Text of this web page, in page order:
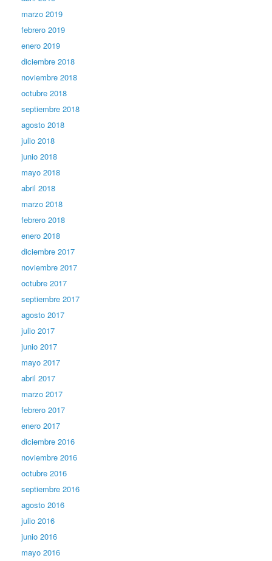
marzo 2019
febrero 2019
enero 2019
diciembre 2018
noviembre 2018
octubre 2018
septiembre 2018
agosto 2018
julio 2018
junio 2018
mayo 2018
abril 2018
marzo 2018
febrero 2018
enero 2018
diciembre 2017
noviembre 2017
octubre 2017
septiembre 2017
agosto 2017
julio 2017
junio 2017
mayo 2017
abril 2017
marzo 2017
febrero 2017
enero 2017
diciembre 2016
noviembre 2016
octubre 2016
septiembre 2016
agosto 2016
julio 2016
junio 2016
mayo 2016